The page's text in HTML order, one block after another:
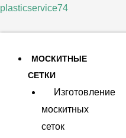
plasticservice74
МОСКИТНЫЕ
СЕТКИ
Изготовление
москитных
сеток